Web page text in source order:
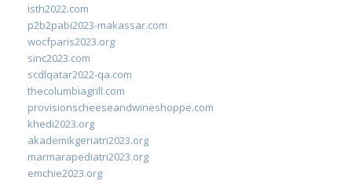
isth2022.com
p2b2pabi2023-makassar.com
wocfparis2023.org
sinc2023.com
scdlqatar2022-qa.com
thecolumbiagrill.com
provisionscheeseandwineshoppe.com
khedi2023.org
akademikgeriatri2023.org
marmarapediatri2023.org
emchie2023.org